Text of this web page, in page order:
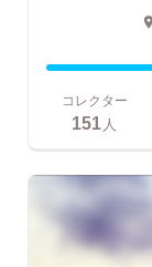
コレクター
151 人